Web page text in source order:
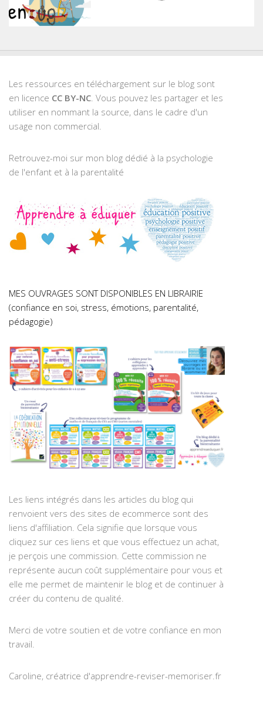
Les ressources en téléchargement sur le blog sont
en licence CC BY-NC. Vous pouvez les partager et les
utiliser en nommant la source, dans le cadre d'un
usage non commercial.
Retrouvez-moi sur mon blog dédié à la psychologie
de l'enfant et à la parentalité
MES OUVRAGES SONT DISPONIBLES EN LIBRAIRIE
(confiance en soi, stress, émotions, parentalité,
pédagogie)
Les liens intégrés dans les articles du blog qui
renvoient vers des sites de ecommerce sont des
liens d'affiliation. Cela signifie que lorsque vous
cliquez sur ces liens et que vous effectuez un achat,
je perçois une commission. Cette commission ne
représente aucun coût supplémentaire pour vous et
elle me permet de maintenir le blog et de continuer à
créer du contenu de qualité.
Merci de votre soutien et de votre confiance en mon
travail.
Caroline, créatrice d'apprendre-reviser-memoriser.fr